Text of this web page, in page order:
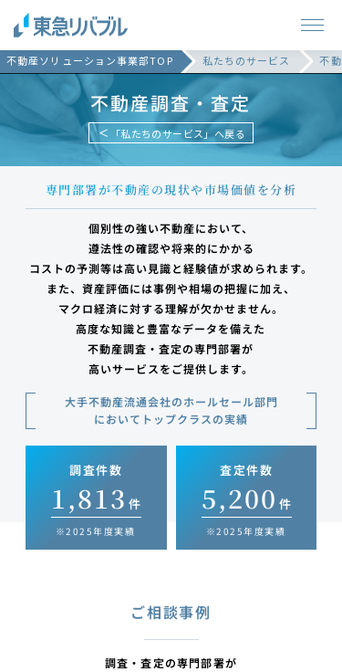
不動産ソリューション事業部TOP 私たちのサービス 不
不動産調査・査定
「私たちのサービス」へ戻る
専門部署が不動産の現状や市場価値を分析
個別性の強い不動産において、
遵法性の確認や将来的にかかる
コストの予測等は高い見識と経験値が求められます。
また、資産評価には事例や相場の把握に加え、
マクロ経済に対する理解が欠かせません。
高度な知識と豊富なデータを備えた
不動産調査・査定の専門部署が
高いサービスをご提供します。
大手不動産流通会社のホールセール部門
においてトップクラスの実績
調査件数
1,813 件
※2025年度実績
査定件数
5,200 件
※2025年度実績
ご相談事例
調査・査定の専門部署が